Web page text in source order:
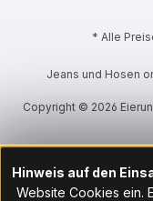
* Alle
Jeans und Hosen
Copyright © 2026
Hinweis auf den
Website Cookies ein.